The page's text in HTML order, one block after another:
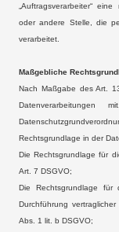
„Auftragsverarbeiter“
oder andere Stelle, die
verarbeitet.
Maßgebliche
Nach Maßgabe des Art.
Rechtsgrundlage in der
Die Rechtsgrundlage für
Art. 7 DSGVO;
Die Rechtsgrundlage für
Durchführung
Abs. 1 lit. b DSGVO;